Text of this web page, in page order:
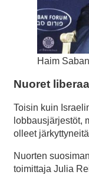
Haim
Nuoret
Toisin kuin
lobbausjärjestöt,
olleet
Nuorten
toimittaja Julia